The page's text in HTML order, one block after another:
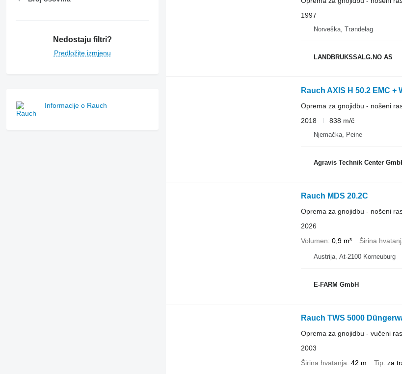
Nedostaju filtri?
Predložite izmjenu
Informacije o Rauch
1997
Norveška, Trøndelag
LANDBRUKSSALG.NO AS
Rauch AXIS H 50.2 EMC +
Oprema za gnojidbu - nošeni
2018
838 m/č
Njemačka, Peine
Agravis Technik Center
Rauch MDS 20.2C
Oprema za gnojidbu - nošeni
2026
Volumen 0,9 m³ Širina
Austrija, At-2100 Korneuburg
E-FARM GmbH
Rauch TWS 5000
Oprema za gnojidbu - vučeni
2003
Širina hvatanja 42 m Tip za